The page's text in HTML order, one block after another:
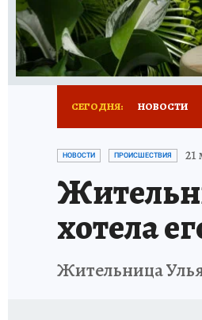
СЕГОДНЯ: НОВОСТИ
НОВОСТИ ПРОИСШЕСТВИЯ 21
хотела
Жительница